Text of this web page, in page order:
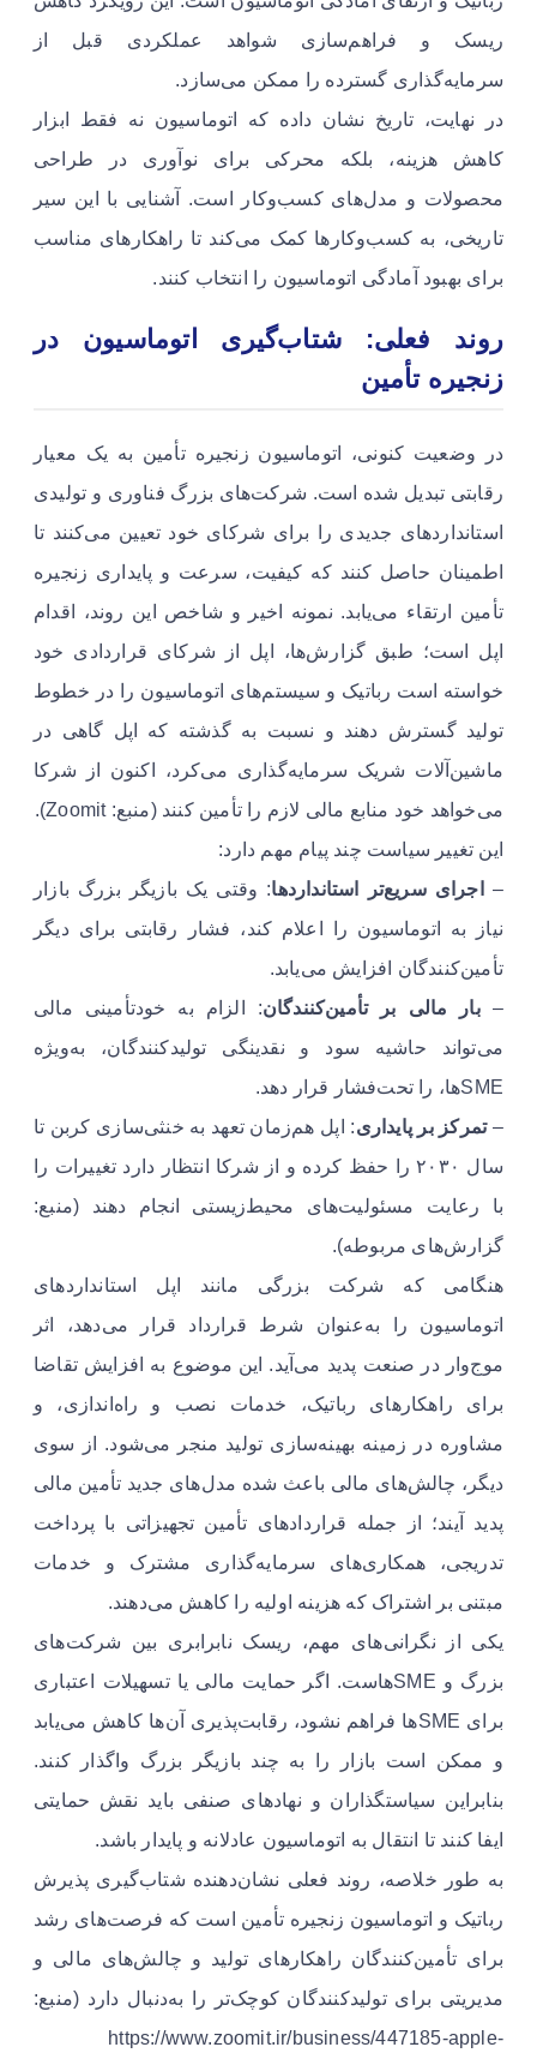
ریسک و فراهم‌سازی شواهد عملکردی قبل از
سرمایه‌گذاری گسترده را ممکن می‌سازد.
در نهایت، تاریخ نشان داده که اتوماسیون نه فقط ابزار
کاهش هزینه، بلکه محرکی برای نوآوری در طراحی
محصولات و مدل‌های کسب‌وکار است. آشنایی با این سیر
تاریخی، به کسب‌وکارها کمک می‌کند تا راهکارهای مناسب
برای بهبود آمادگی اتوماسیون را انتخاب کنند.
روند فعلی: شتاب‌گیری اتوماسیون در
زنجیره تأمین
در وضعیت کنونی، اتوماسیون زنجیره تأمین به یک معیار
رقابتی تبدیل شده است. شرکت‌های بزرگ فناوری و تولیدی
استانداردهای جدیدی را برای شرکای خود تعیین می‌کنند تا
اطمینان حاصل کنند که کیفیت، سرعت و پایداری زنجیره
تأمین ارتقاء می‌یابد. نمونه اخیر و شاخص این روند، اقدام
اپل است؛ طبق گزارش‌ها، اپل از شرکای قراردادی خود
خواسته است رباتیک و سیستم‌های اتوماسیون را در خطوط
تولید گسترش دهند و نسبت به گذشته که اپل گاهی در
ماشین‌آلات شریک سرمایه‌گذاری می‌کرد، اکنون از شرکا
می‌خواهد خود منابع مالی لازم را تأمین کنند (منبع: Zoomit).
این تغییر سیاست چند پیام مهم دارد:
–
اجرای سریع‌تر استانداردها: وقتی یک بازیگر بزرگ بازار
نیاز به اتوماسیون را اعلام کند، فشار رقابتی برای دیگر
تأمین‌کنندگان افزایش می‌یابد.
–بار مالی بر تأمین‌کنندگان: الزام به خودتأمینی مالی
می‌تواند حاشیه سود و نقدینگی تولیدکنندگان، به‌ویژه
SMEها، را تحت‌فشار قرار دهد.
–تمرکز بر پایداری: اپل هم‌زمان تعهد به خنثی‌سازی کربن تا
سال ۲۰۳۰ را حفظ کرده و از شرکا انتظار دارد تغییرات را
با رعایت مسئولیت‌های محیط‌زیستی انجام دهند (منبع:
گزارش‌های مربوطه).
هنگامی که شرکت بزرگی مانند اپل استانداردهای
اتوماسیون را به‌عنوان شرط قرارداد قرار می‌دهد، اثر
موج‌وار در صنعت پدید می‌آید. این موضوع به افزایش تقاضا
برای راهکارهای رباتیک، خدمات نصب و راه‌اندازی، و
مشاوره در زمینه بهینه‌سازی تولید منجر می‌شود. از سوی
دیگر، چالش‌های مالی باعث شده مدل‌های جدید تأمین مالی
پدید آیند؛ از جمله قراردادهای تأمین تجهیزاتی با پرداخت
تدریجی، همکاری‌های سرمایه‌گذاری مشترک و خدمات
مبتنی بر اشتراک که هزینه اولیه را کاهش می‌دهند.
یکی از نگرانی‌های مهم، ریسک نابرابری بین شرکت‌های
بزرگ و SMEهاست. اگر حمایت مالی یا تسهیلات اعتباری
برای SMEها فراهم نشود، رقابت‌پذیری آن‌ها کاهش می‌یابد
و ممکن است بازار را به چند بازیگر بزرگ واگذار کنند.
بنابراین سیاستگذاران و نهادهای صنفی باید نقش حمایتی
ایفا کنند تا انتقال به اتوماسیون عادلانه و پایدار باشد.
به طور خلاصه، روند فعلی نشان‌دهنده شتاب‌گیری پذیرش
رباتیک و اتوماسیون زنجیره تأمین است که فرصت‌های رشد
برای تأمین‌کنندگان راهکارهای تولید و چالش‌های مالی و
مدیریتی برای تولیدکنندگان کوچک‌تر را به‌دنبال دارد (منبع:
https://www.zoomit.ir/business/447185-apple-